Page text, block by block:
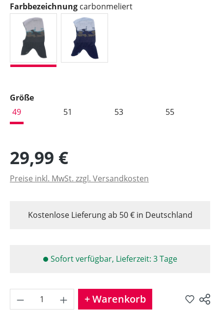
Farbbezeichnungauswählen
carbonmeliert
carbonmeliertdunkelmarine
Größeauswählen
49
51 53 55
29,99 €
Preise inkl. MwSt. zzgl. Versandkosten
Kostenlose Lieferung ab 50 € in Deutschland
Sofort verfügbar, Lieferzeit: 3 Tage
Produkt Anzahl: Gib den
+ Warenkorb